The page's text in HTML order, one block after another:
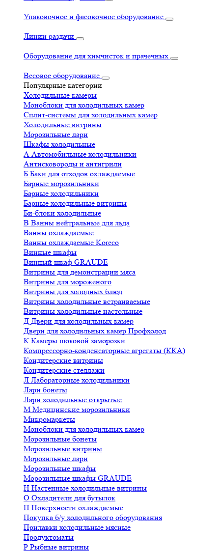
Упаковочное и фасовочное оборудование
Линии раздачи
Оборудование для химчисток и прачечных
Весовое оборудование
Популярные категории
Холодильные камеры
Моноблоки для холодильных камер
Сплит-системы для холодильных камер
Холодильные витрины
Морозильные лари
Шкафы холодильные
А Автомобильные холодильники
Антисковороды и антигрили
Б Баки для отходов охлаждаемые
Барные морозильники
Барные холодильники
Барные холодильные витрины
Би-блоки холодильные
В Ванны нейтральные для льда
Ванны охлаждаемые
Ванны охлаждаемые Koreco
Винные шкафы
Винный шкаф GRAUDE
Витрины для демонстрации мяса
Витрины для мороженого
Витрины для холодных блюд
Витрины холодильные встраиваемые
Витрины холодильные настольные
Д Двери для холодильных камер
Двери для холодильных камер Профхолод
К Камеры шоковой заморозки
Компрессорно-конденсаторные агрегаты (ККА)
Кондитерские витрины
Кондитерские стеллажи
Л Лабораторные холодильники
Лари бонеты
Лари холодильные открытые
М Медицинские морозильники
Микромаркеты
Моноблоки для холодильных камер
Морозильные бонеты
Морозильные витрины
Морозильные лари
Морозильные шкафы
Морозильные шкафы GRAUDE
Н Настенные холодильные витрины
О Охладители для бутылок
П Поверхности охлаждаемые
Покупка б/у холодильного оборудования
Прилавки холодильные мясные
Продуктоматы
Р Рыбные витрины